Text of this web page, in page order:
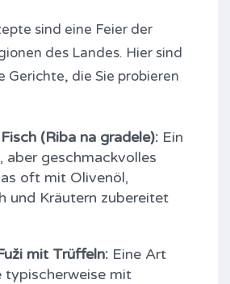
sind eine Feier der
des Landes. Hier sind
Gerichte, die Sie probieren
(Riba na gradele): Ein
aber geschmackvolles
oft mit Olivenöl,
und Kräutern zubereitet
mit Trüffeln: Eine Art
typischerweise mit